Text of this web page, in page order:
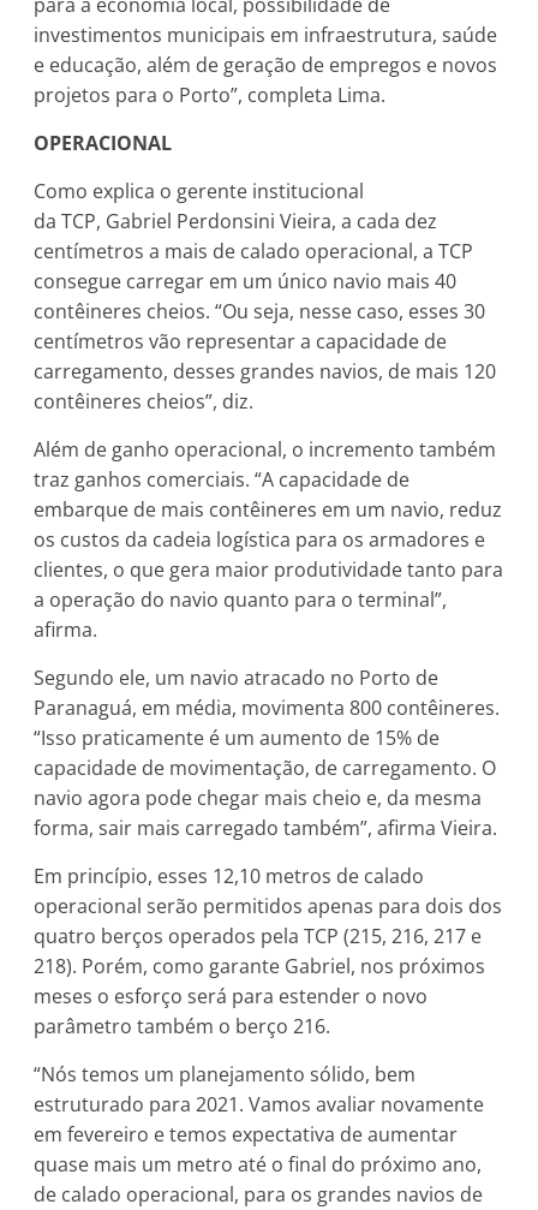
investimentos municipais em infraestrutura, saúde
e educação, além de geração de empregos e novos
projetos para o Porto”, completa Lima.
OPERACIONAL
Como explica o gerente institucional
da TCP, Gabriel Perdonsini Vieira, a cada dez
centímetros a mais de calado operacional, a TCP
consegue carregar em um único navio mais 40
contêineres cheios. “Ou seja, nesse caso, esses 30
centímetros vão representar a capacidade de
carregamento, desses grandes navios, de mais 120
contêineres cheios”, diz.
Além de ganho operacional, o incremento também
traz ganhos comerciais. “A capacidade de
embarque de mais contêineres em um navio, reduz
os custos da cadeia logística para os armadores e
clientes, o que gera maior produtividade tanto para
a operação do navio quanto para o terminal”,
afirma.
Segundo ele, um navio atracado no Porto de
Paranaguá, em média, movimenta 800 contêineres.
“Isso praticamente é um aumento de 15% de
capacidade de movimentação, de carregamento. O
navio agora pode chegar mais cheio e, da mesma
forma, sair mais carregado também”, afirma Vieira.
Em princípio, esses 12,10 metros de calado
operacional serão permitidos apenas para dois dos
quatro berços operados pela TCP (215, 216, 217 e
218). Porém, como garante Gabriel, nos próximos
meses o esforço será para estender o novo
parâmetro também o berço 216.
“Nós temos um planejamento sólido, bem
estruturado para 2021. Vamos avaliar novamente
em fevereiro e temos expectativa de aumentar
quase mais um metro até o final do próximo ano,
de calado operacional, para os grandes navios de